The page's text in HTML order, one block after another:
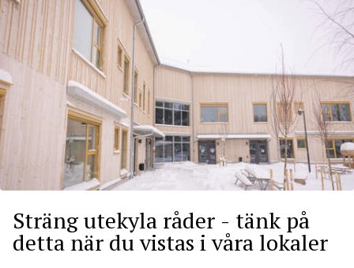
Sträng utekyla råder - tänk på
detta när du vistas i våra lokaler